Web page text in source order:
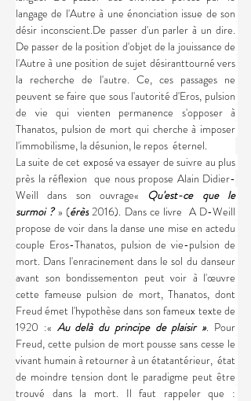
langage de l'Autre à une énonciation issue de son
désir inconscient.De passer d'un parler à un dire.
De passer de la position d'objet de la jouissance de
l'Autre à une position de sujet désiranttourné vers
la recherche de l'autre. Ce, ces passages ne
peuvent se faire que sous l'autorité d'Eros, pulsion
de vie qui vienten permanence s'opposer à
Thanatos, pulsion de mort qui cherche à imposer
l'immobilisme, la désunion, le repos  éternel.
La suite de cet exposé va essayer de suivre au plus
près la réflexion  que nous propose Alain Didier-
Weill dans son ouvrage« Qu'est-ce que le
surmoi ? » (érès 2016). Dans ce livre  A D-Weill
propose de voir dans la danse une mise en actedu
couple Eros-Thanatos, pulsion de vie-pulsion de
mort. Dans l'enracinement dans le sol du danseur
avant son bondissementon peut voir à l'œuvre
cette fameuse pulsion de mort, Thanatos, dont
Freud émet l'hypothèse dans son fameux texte de
1920 :« Au delà du principe de plaisir ». Pour
Freud, cette pulsion de mort pousse sans cesse le
vivant humain à retourner à un étatantérieur,  état
de moindre tension dont le paradigme peut être